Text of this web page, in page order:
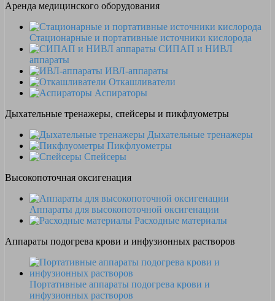
Аренда медицинского оборудования
Стационарные и портативные источники кислорода
СИПАП и НИВЛ
аппараты
ИВЛ-аппараты
Откашливатели
Аспираторы
Дыхательные тренажеры, спейсеры и пикфлуометры
Дыхательные тренажеры
Пикфлуометры
Спейсеры
Высокопоточная оксигенация
Аппараты для высокопоточной оксигенации
Расходные материалы
Аппараты подогрева крови и инфузионных растворов
Портативные аппараты подогрева крови и
инфузионных растворов